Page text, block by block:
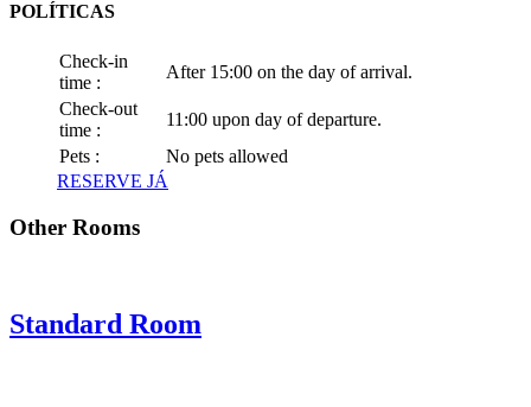
POLÍTICAS
Check-in
time :
After 15:00 on the day of arrival.
Check-out
time :
11:00 upon day of departure.
Pets :
No pets allowed
RESERVE JÁ
Other Rooms
Standard Room